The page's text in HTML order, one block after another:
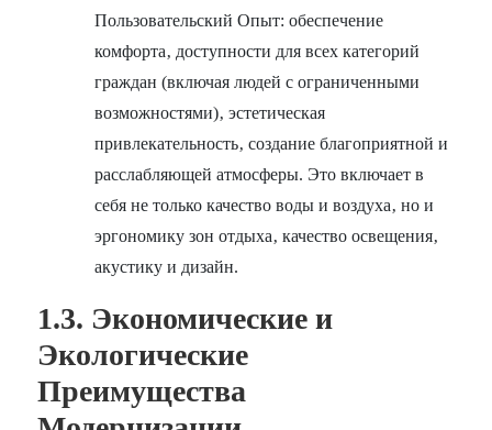
Пользовательский Опыт: обеспечение
комфорта‚ доступности для всех категорий
граждан (включая людей с ограниченными
возможностями)‚ эстетическая
привлекательность‚ создание благоприятной и
расслабляющей атмосферы. Это включает в
себя не только качество воды и воздуха‚ но и
эргономику зон отдыха‚ качество освещения‚
акустику и дизайн.
1.3. Экономические и
Экологические
Преимущества